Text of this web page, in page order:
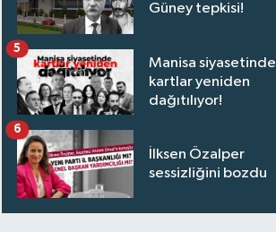
Güney tepkisi!
Manisa siyasetinde
kartlar yeniden
dağıtılıyor!
5
İlksen Özalper
sessizliğini bozdu
6